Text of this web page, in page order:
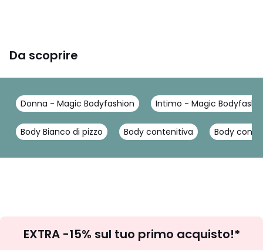
Da scoprire
Donna - Magic Bodyfashion Intimo - Magic
Body Bianco di pizzo Body contenitiva Body
newsletter
EXTRA -15% sul tuo primo acquisto!*